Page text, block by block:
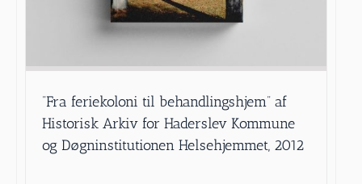
”Fra feriekoloni til behandlingshjem” af
Historisk Arkiv for Haderslev Kommune
og Døgninstitutionen Helsehjemmet, 2012